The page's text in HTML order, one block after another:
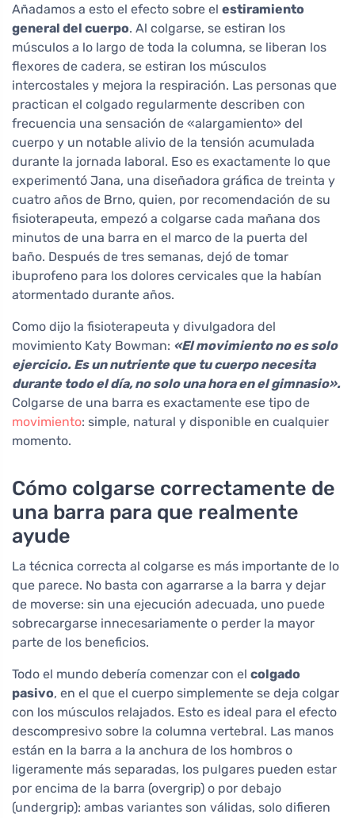
Añadamos a esto el efecto sobre el estiramiento
general del cuerpo. Al colgarse, se estiran los
músculos a lo largo de toda la columna, se liberan los
flexores de cadera, se estiran los músculos
intercostales y mejora la respiración. Las personas que
practican el colgado regularmente describen con
frecuencia una sensación de «alargamiento» del
cuerpo y un notable alivio de la tensión acumulada
durante la jornada laboral. Eso es exactamente lo que
experimentó Jana, una diseñadora gráfica de treinta y
cuatro años de Brno, quien, por recomendación de su
fisioterapeuta, empezó a colgarse cada mañana dos
minutos de una barra en el marco de la puerta del
baño. Después de tres semanas, dejó de tomar
ibuprofeno para los dolores cervicales que la habían
atormentado durante años.
Como dijo la fisioterapeuta y divulgadora del
movimiento Katy Bowman: «El movimiento no es solo
ejercicio. Es un nutriente que tu cuerpo necesita
durante todo el día, no solo una hora en el gimnasio».
Colgarse de una barra es exactamente ese tipo de
movimiento: simple, natural y disponible en cualquier
momento.
Cómo colgarse correctamente de
una barra para que realmente
ayude
La técnica correcta al colgarse es más importante de lo
que parece. No basta con agarrarse a la barra y dejar
de moverse: sin una ejecución adecuada, uno puede
sobrecargarse innecesariamente o perder la mayor
parte de los beneficios.
Todo el mundo debería comenzar con el colgado
pasivo, en el que el cuerpo simplemente se deja colgar
con los músculos relajados. Esto es ideal para el efecto
descompresivo sobre la columna vertebral. Las manos
están en la barra a la anchura de los hombros o
ligeramente más separadas, los pulgares pueden estar
por encima de la barra (overgrip) o por debajo
(undergrip): ambas variantes son válidas, solo difieren